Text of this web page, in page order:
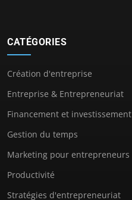
CATÉGORIES
Création d'entreprise
Entreprise & Entrepreneuriat
Financement et investissement
Gestion du temps
Marketing pour entrepreneurs
Productivité
Stratégies d'entrepreneuriat